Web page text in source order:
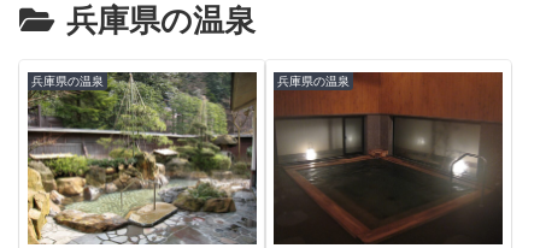
兵庫県の温泉
兵庫県の温泉 兵庫県の温泉